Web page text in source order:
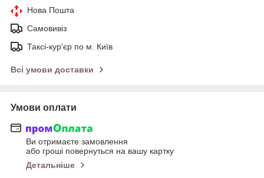
Нова Пошта
Самовивіз
Таксі-кур'єр по м. Київ
Всі умови доставки
Умови оплати
Ви отримаєте замовлення
або гроші повернуться на вашу картку
Детальніше